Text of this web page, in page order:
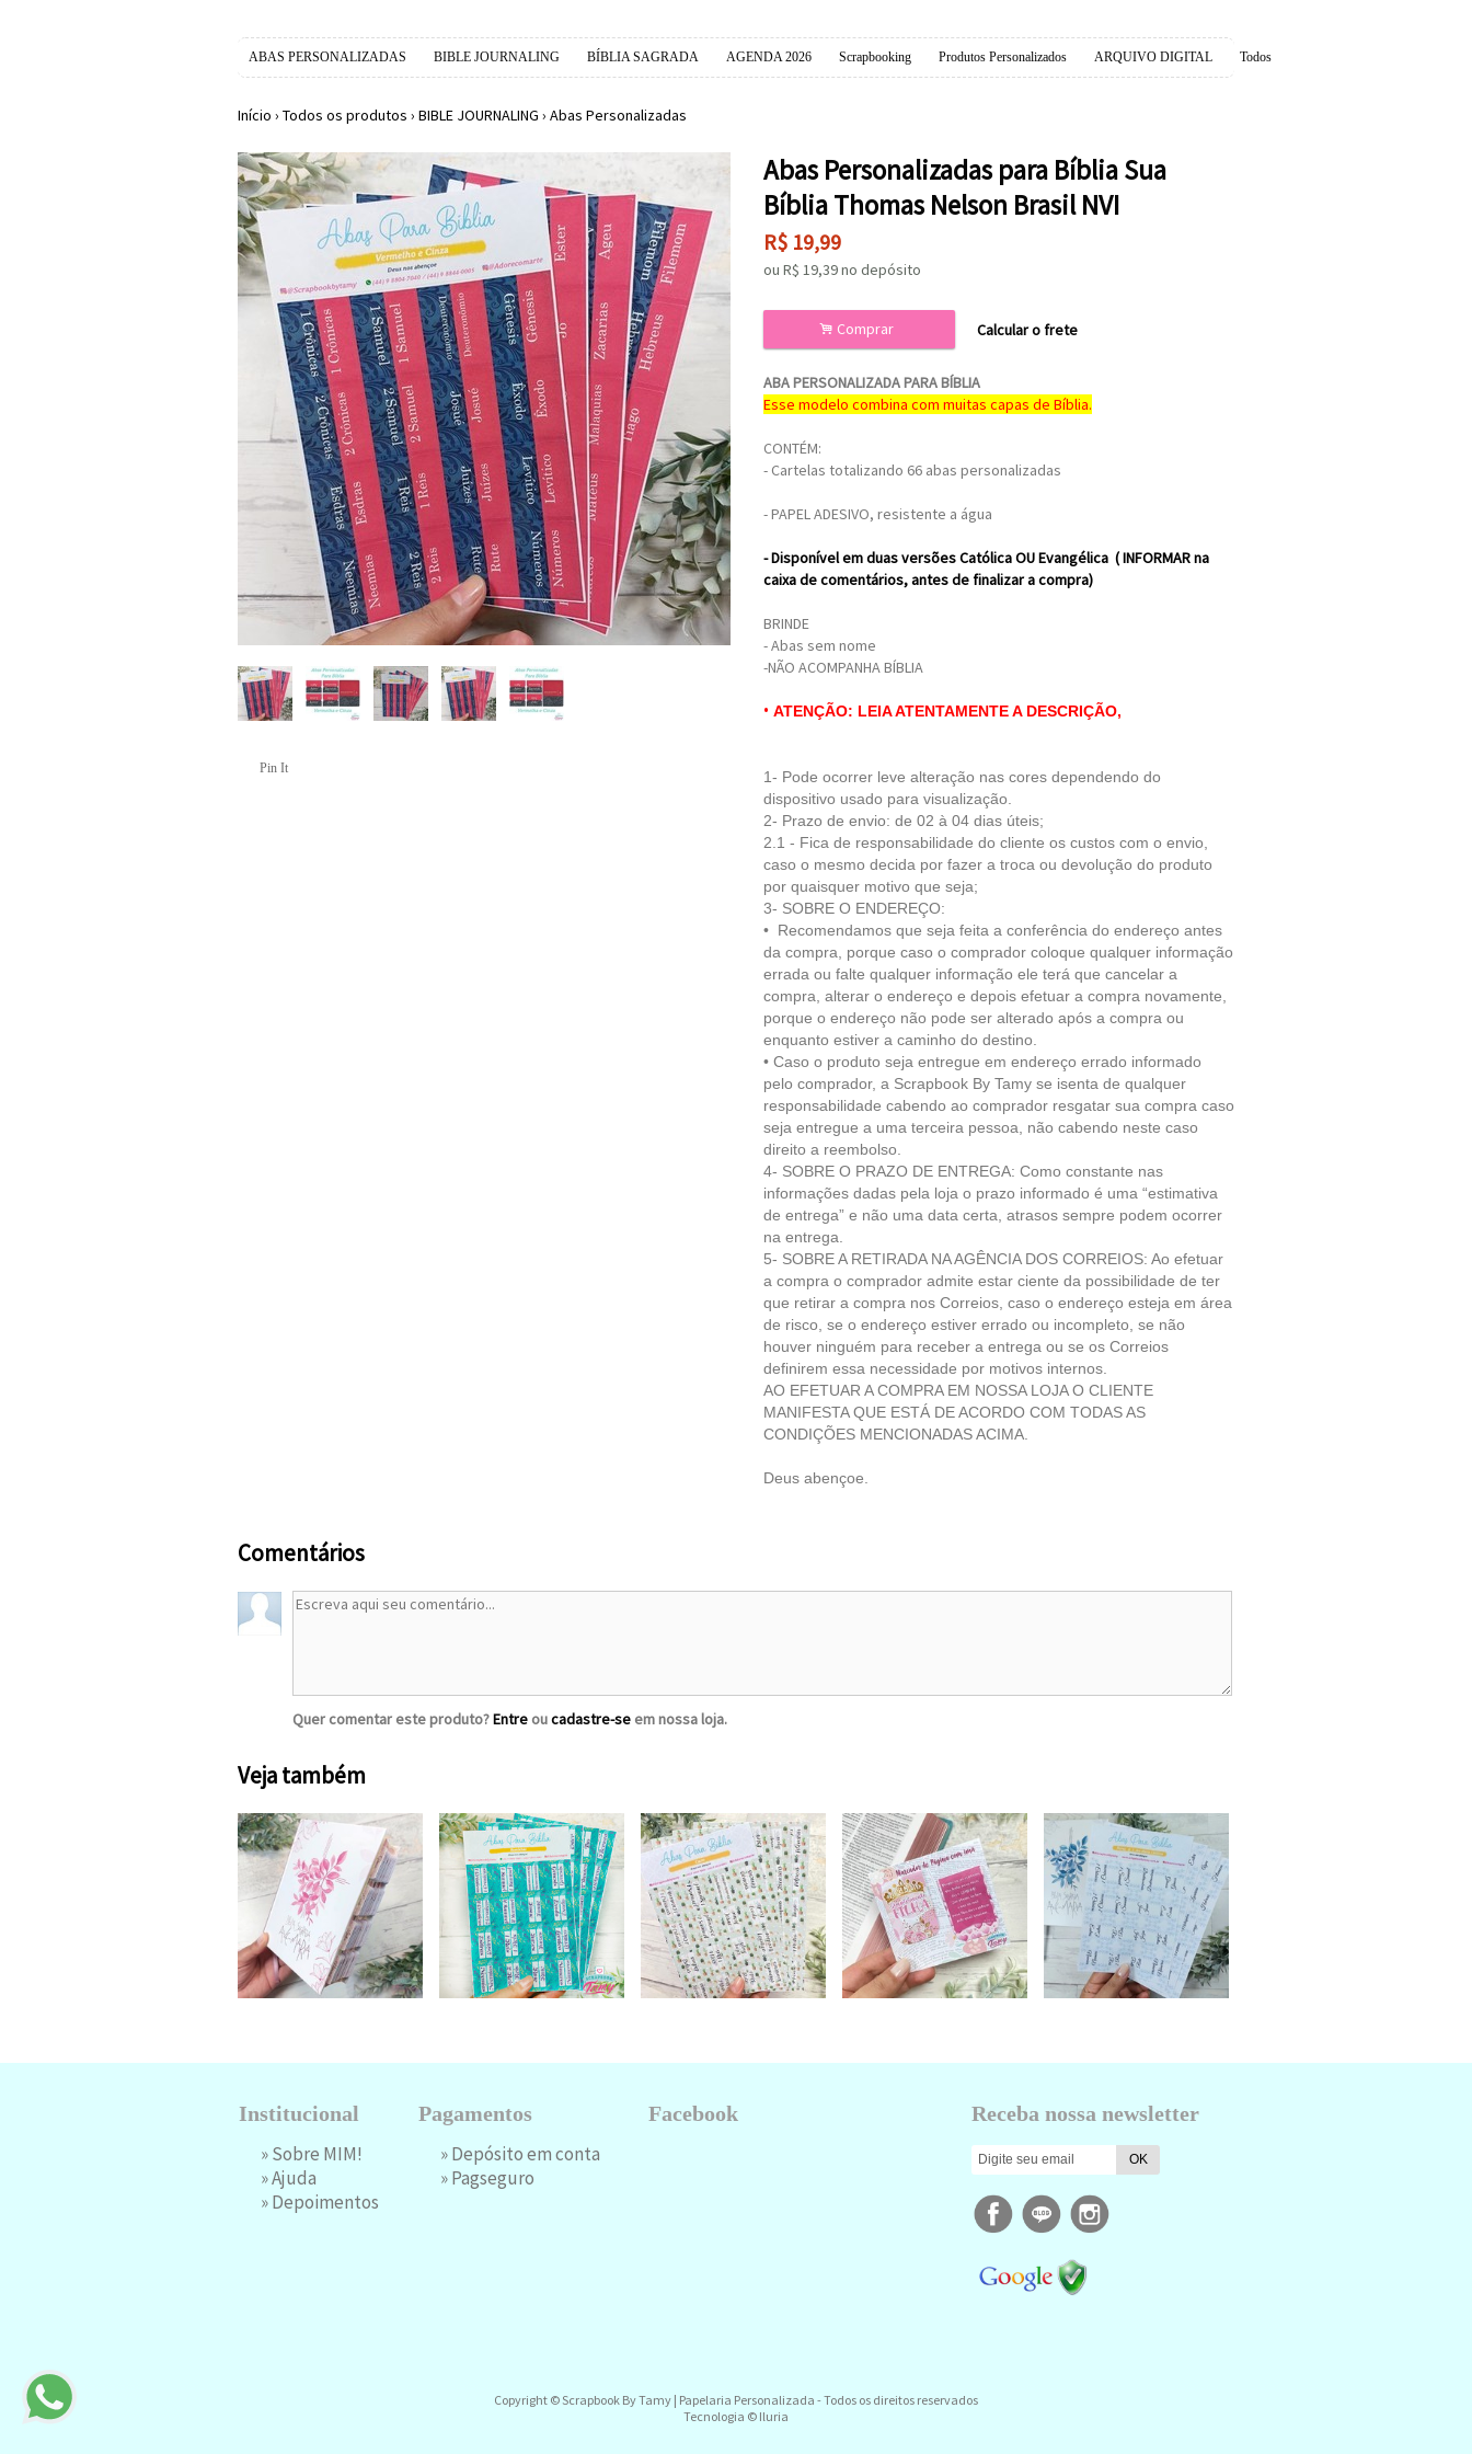
ABAS PERSONALIZADAS BIBLE JOURNALING BÍBLIA SAGRADA AGENDA 2026 Scrapbooking Produtos Personalizados ARQUIVO DIGITAL Todos
Início › Todos os produtos › BIBLE JOURNALING › Abas Personalizadas
Pin It
Abas Personalizadas para Bíblia Sua
Bíblia Thomas Nelson Brasil NVI
R$ 19,99
ou R$ 19,39no depósito
. Comprar Calcular o frete
ABA PERSONALIZADA PARA BÍBLIA
Esse modelo combina com muitas capas de Bíblia.
CONTÉM:
- Cartelas totalizando 66 abas personalizadas
- PAPEL ADESIVO, resistente a água
- Disponível em duas versões Católica OU Evangélica ( INFORMAR na
caixa de comentários, antes de finalizar a compra)
BRINDE
- Abas sem nome
-NÃO ACOMPANHA BÍBLIA
• ATENÇÃO: LEIA ATENTAMENTE A DESCRIÇÃO,
1- Pode ocorrer leve alteração nas cores dependendo do
dispositivo usado para visualização.
2- Prazo de envio: de 02 à 04 dias úteis;
2.1 - Fica de responsabilidade do cliente os custos com o envio,
caso o mesmo decida por fazer a troca ou devolução do produto
por quaisquer motivo que seja;
3- SOBRE O ENDEREÇO:
• Recomendamos que seja feita a conferência do endereço antes
da compra, porque caso o comprador coloque qualquer informação
errada ou falte qualquer informação ele terá que cancelar a
compra, alterar o endereço e depois efetuar a compra novamente,
porque o endereço não pode ser alterado após a compra ou
enquanto estiver a caminho do destino.
• Caso o produto seja entregue em endereço errado informado
pelo comprador, a Scrapbook By Tamy se isenta de qualquer
responsabilidade cabendo ao comprador resgatar sua compra caso
seja entregue a uma terceira pessoa, não cabendo neste caso
direito a reembolso.
4- SOBRE O PRAZO DE ENTREGA: Como constante nas
informações dadas pela loja o prazo informado é uma “estimativa
de entrega” e não uma data certa, atrasos sempre podem ocorrer
na entrega.
5- SOBRE A RETIRADA NA AGÊNCIA DOS CORREIOS: Ao efetuar
a compra o comprador admite estar ciente da possibilidade de ter
que retirar a compra nos Correios, caso o endereço esteja em área
de risco, se o endereço estiver errado ou incompleto, se não
houver ninguém para receber a entrega ou se os Correios
definirem essa necessidade por motivos internos.
AO EFETUAR A COMPRA EM NOSSA LOJA O CLIENTE
MANIFESTA QUE ESTÁ DE ACORDO COM TODAS AS
CONDIÇÕES MENCIONADAS ACIMA.
Deus abençoe.
Comentários
Quer comentar este produto?Entre oucadastre-se em nossa loja.
Veja também
Institucional
»Sobre MIM!
»Ajuda
»Depoimentos
Pagamentos
» Depósito em conta
»Pagseguro
Facebook Receba nossa newsletter
Copyright © Scrapbook By Tamy | Papelaria Personalizada - Todos os direitos reservados
Tecnologia © Iluria